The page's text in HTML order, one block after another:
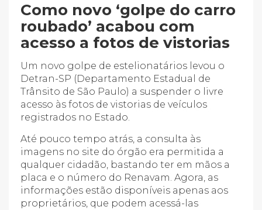
Como novo ‘golpe do carro
roubado’ acabou com
acesso a fotos de vistorias
Um novo golpe de estelionatários levou o
Detran-SP (Departamento Estadual de
Trânsito de São Paulo) a suspender o livre
acesso às fotos de vistorias de veículos
registrados no Estado.
Até pouco tempo atrás, a consulta às
imagens no site do órgão era permitida a
qualquer cidadão, bastando ter em mãos a
placa e o número do Renavam. Agora, as
informações estão disponíveis apenas aos
proprietários, que podem acessá-las